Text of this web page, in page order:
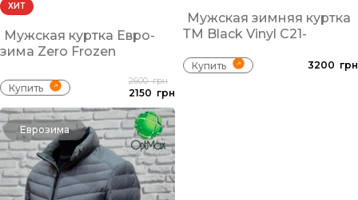
ХИТ
Мужская куртка Евро-
зима Zero Frozen
Купить
2600грн
2150 грн
Мужская зимняя куртка
ТМ Black Vinyl С21-
Купить 3200 грн
Еврозима